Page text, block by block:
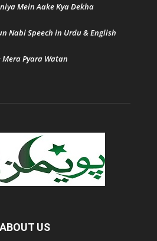
Mein Aake Kya Dekha
Nabi Speech in Urdu & English
Mera Pyara Watan
ABOUT US